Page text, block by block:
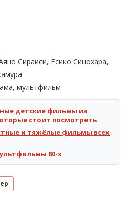
Сираиси, Ёсико Синохара,
мультфильм
детские фильмы из
стоит посмотреть
и тяжёлые фильмы всех
80-х